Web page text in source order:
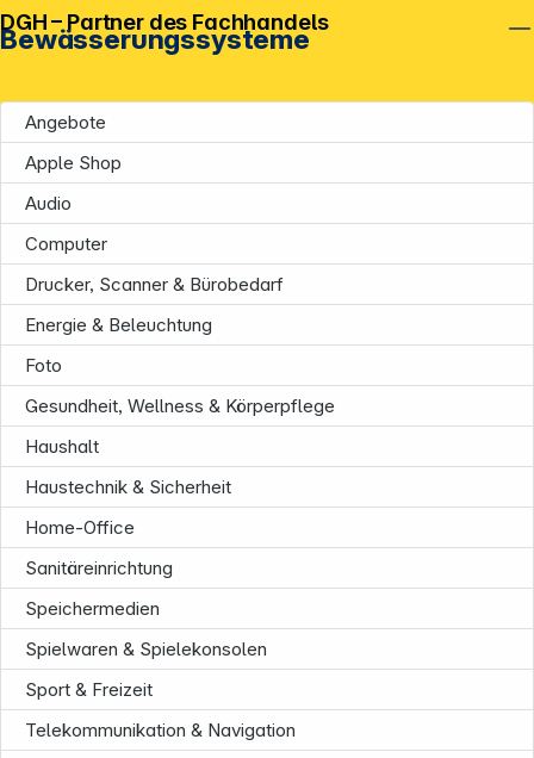
Bewässerungssysteme
Angebote
Apple Shop
Audio
Computer
Drucker, Scanner & Bürobedarf
Energie & Beleuchtung
Foto
Gesundheit, Wellness & Körperpflege
Haushalt
Haustechnik & Sicherheit
Home-Office
Sanitäreinrichtung
Speichermedien
Spielwaren & Spielekonsolen
Sport & Freizeit
Telekommunikation & Navigation
DGH – Partner des Fachhandels